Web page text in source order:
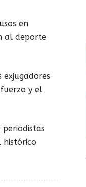
en
al deporte
y el
histórico